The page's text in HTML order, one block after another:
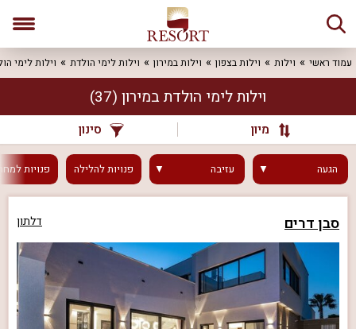
עמוד ראשי וילות וילות בצפון וילות במירון וילות לימי הולדת וילות לימי
וילות לימי הולדת במירון (37)
מיון סינון
הגעה עזיבה פנויותלהלילה פנויות
סבן דרים דלתון